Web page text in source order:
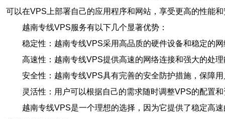
可以在VPS上部署自己的应用程序和网站，享受更高的性能
越南专线VPS服务有以下几个显著优势：
稳定性：越南专线VPS采用高品质的硬件设备和稳定的
高速性：越南专线VPS提供高速的网络连接和强大的处
安全性：越南专线VPS具有完善的安全防护措施，保障
灵活性：用户可以根据自己的需求随时调整VPS的配置
越南专线VPS是一个理想的选择，因为它提供了稳定高